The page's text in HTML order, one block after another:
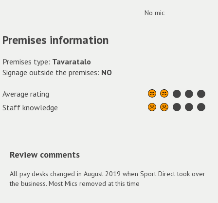
No mic
Premises information
Premises type: Tavaratalo
Signage outside the premises: NO
Average rating
Staff knowledge
Review comments
All pay desks changed in August 2019 when Sport Direct took over
the business. Most Mics removed at this time